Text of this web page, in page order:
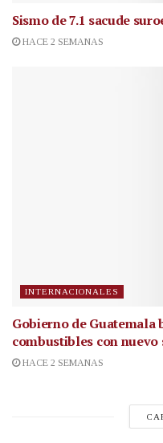
Sismo de 7.1 sacude
HACE 2 SEMANAS
INTERNACIONALES
Gobierno de Guatemala
combustibles con nuevo
HACE 2 SEMANAS